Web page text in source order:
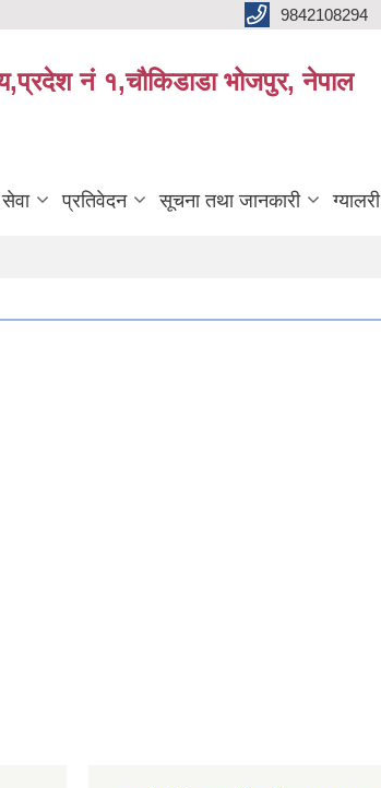
9842108294
नं १,चौकिडाडा भोजपुर, नेपाल
प्रतिवेदन सूचना तथा जानकारी ग्यालरी